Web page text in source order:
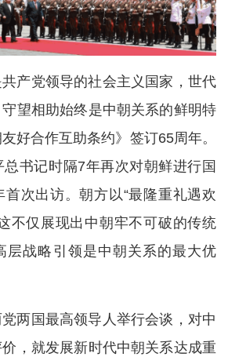
产党领导的社会主义国家，世代
望相助始终是中朝关系的鲜明特
好合作互助条约》签订65周年。
书记时隔7年再次对朝鲜进行国
次出访。朝方以“最隆重礼遇欢
不仅展现出中朝牢不可破的传统
层战略引领是中朝关系的最大优
两国最高领导人举行会谈，对中
，就发展新时代中朝关系达成重